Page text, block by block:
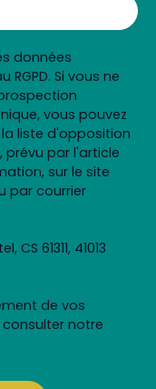
données
Si vous ne
vous pouvez
liste d'opposition
par l'article
sur le site
par courrier
61311, 41013
de vos
consulter notre